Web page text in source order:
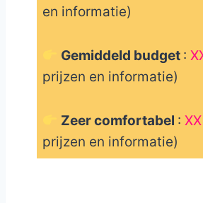
en informatie)
Gemiddeld budget :
prijzen en informatie)
Zeer comfortabel : XX
prijzen en informatie)